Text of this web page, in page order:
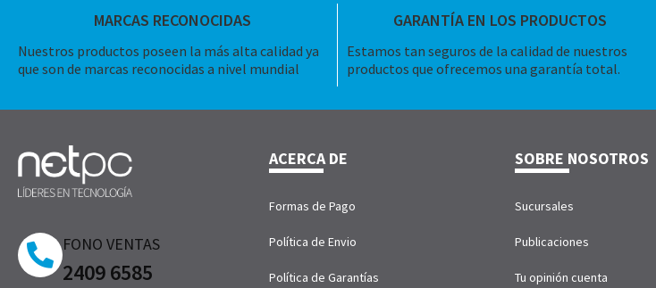
MARCAS RECONOCIDAS
Nuestros productos poseen la más alta calidad ya
que son de marcas reconocidas a nivel mundial
GARANTÍA EN LOS PRODUCTOS
Estamos tan seguros de la calidad de nuestros
productos que ofrecemos una garantía total.
FONO VENTAS
2409 6585
ACERCA DE
Formas de Pago
Política de Envio
Política de Garantías
SOBRE NOSOTROS
Sucursales
Publicaciones
Tu opinión cuenta